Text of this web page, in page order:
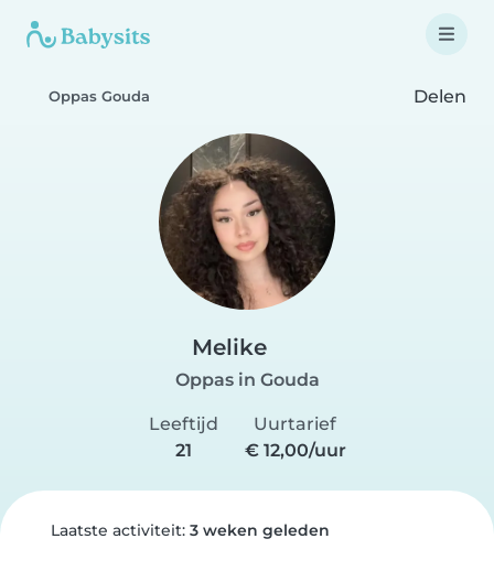
Oppas Gouda Delen
Melike
Oppas in Gouda
Leeftijd
21
Uurtarief
€ 12,00/uur
Laatste activiteit: 3 weken geleden